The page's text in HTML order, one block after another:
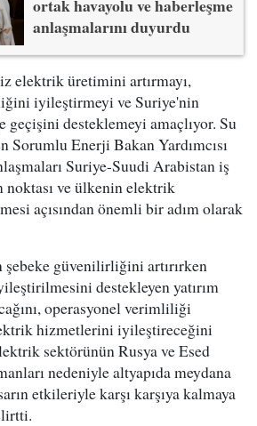
ortak havayolu ve haberleşme
anlaşmalarını duyurdu
elektrik üretimini artırmayı,
iyileştirmeyi ve Suriye'nin
desteklemeyi amaçlıyor. Su
Sorumlu Enerji Bakan Yardımcısı
Suriye-Suudi Arabistan iş
ve ülkenin elektrik
açısından önemli bir adım olarak
güvenilirliğini artırırken
destekleyen yatırım
operasyonel verimliliği
hizmetlerini iyileştireceğini
sektörünün Rusya ve Esed
nedeniyle altyapıda meydana
etkileriyle karşı karşıya kalmaya